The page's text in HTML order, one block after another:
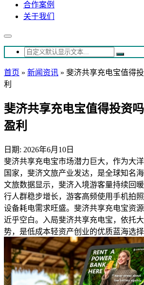
合作案例
关于我们
首页 » 新闻资讯 » 斐济共享充电宝值得
利
斐济共享充电宝值得投资
盈利
日期: 2026年6月10日
斐济共享充电宝市场潜力巨大，作为大
国家，斐济文旅产业发达，是全球知名
文旅数据显示，斐济入境游客量持续回
行人群稳步增长，游客高频使用手机拍
设备耗电需求旺盛。斐济共享充电宝资
近乎空白。入局斐济共享充电宝，依托
势，是低成本轻资产创业的优质蓝海选择